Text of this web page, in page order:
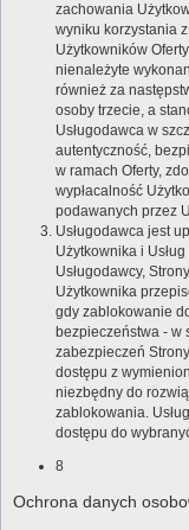
zachowania
wyniku korzystania
Użytkowników
nienależyte
również za
osoby trzecie, a
Usługodawca w
autentyczność,
w ramach Oferty,
wypłacalność
podawanych przez
Usługodawca jest
Użytkownika i
Usługodawcy,
Użytkownika
gdy zablokowanie
bezpieczeństwa - w
zabezpieczeń
dostępu z
niezbędny do
zablokowania.
dostępu do
8
Ochrona danych